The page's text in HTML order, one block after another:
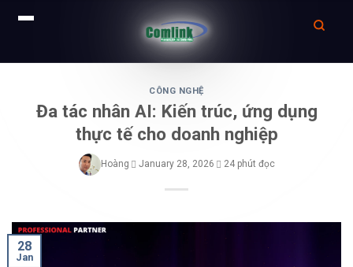
content
CÔNG NGHỆ
Đa tác nhân AI: Kiến trúc, ứng dụng
thực tế cho doanh nghiệp
Hoàng January 28, 2026 24 phút đọc
28
Jan